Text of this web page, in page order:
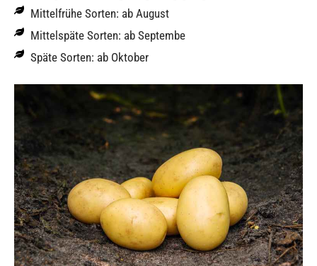
Mittelfrühe Sorten: ab August
Mittelspäte Sorten: ab Septembe
Späte Sorten: ab Oktober